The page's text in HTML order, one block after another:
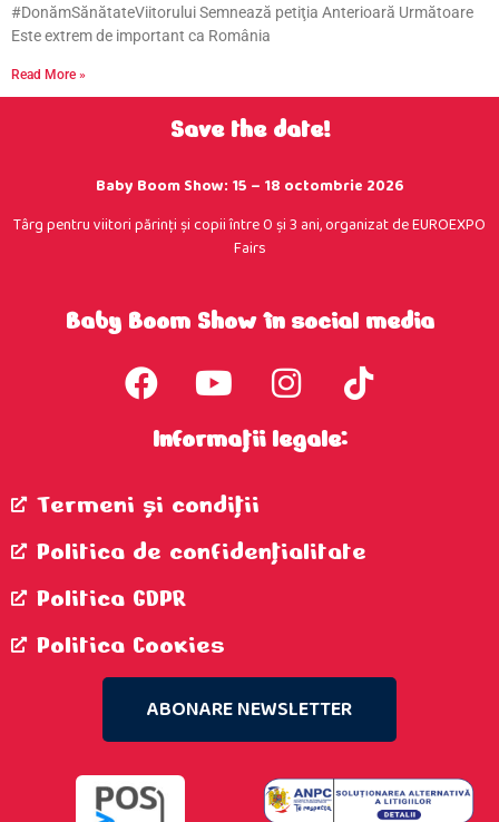
#DonămSănătateViitorului Semnează petiţia Anterioară Următoare
Este extrem de important ca România
Read More »
Save the date!
Baby Boom Show: 15 – 18 octombrie 2026
Târg pentru viitori părinţi şi copii între 0 şi 3 ani, organizat de EUROEXPO
Fairs
Baby Boom Show în social media
Informații legale:
Termeni şi condiţii
Politica de confidenţialitate
Politica GDPR
Politica Cookies
ABONARE NEWSLETTER